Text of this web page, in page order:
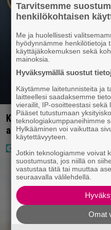
Kaija Koolta ikävä
apuun
Tarvitsemme
henkilökohtaisen
Me ja huolellisesti
hyödynnämme henkilötietoja
käyttäjäkokemuksen sekä
mainoksia.
Hyväksymällä suostut
Käytämme laitetunnisteita ja
laitteellesi saadaksemme
vierailit, IP-osoitteestasi sekä
Pääset tutustumaan
teknologiakumppaneihimme
Hylkääminen voi vaikuttaa
käytettävyyteen.
Jotkin teknologiamme voivat
suostumusta, jos niillä on
vastustaa tätä tai muuttaa
seuraavalla välilehdellä.
Omat